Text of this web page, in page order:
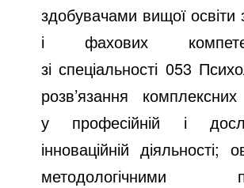
здобувачами вищої освіти
і фахових
зі спеціальності 053
розв’язання
у професійній і
інноваційній діяльності;
методологічними